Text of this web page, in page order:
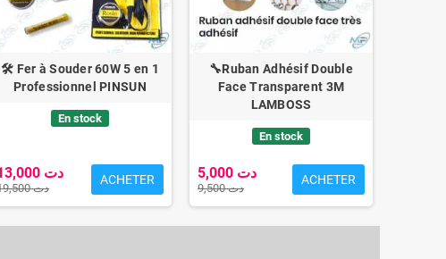
🛠️ Fer à Souder 60W 5 en 1
Professionnel PINSUN
En stock
13,000 دت
19,500 دت
ACHETER
🔧Ruban Adhésif Double
Face Transparent 3M
LAMBOSS
En stock
5,000 دت
9,500 دت
ACHETER